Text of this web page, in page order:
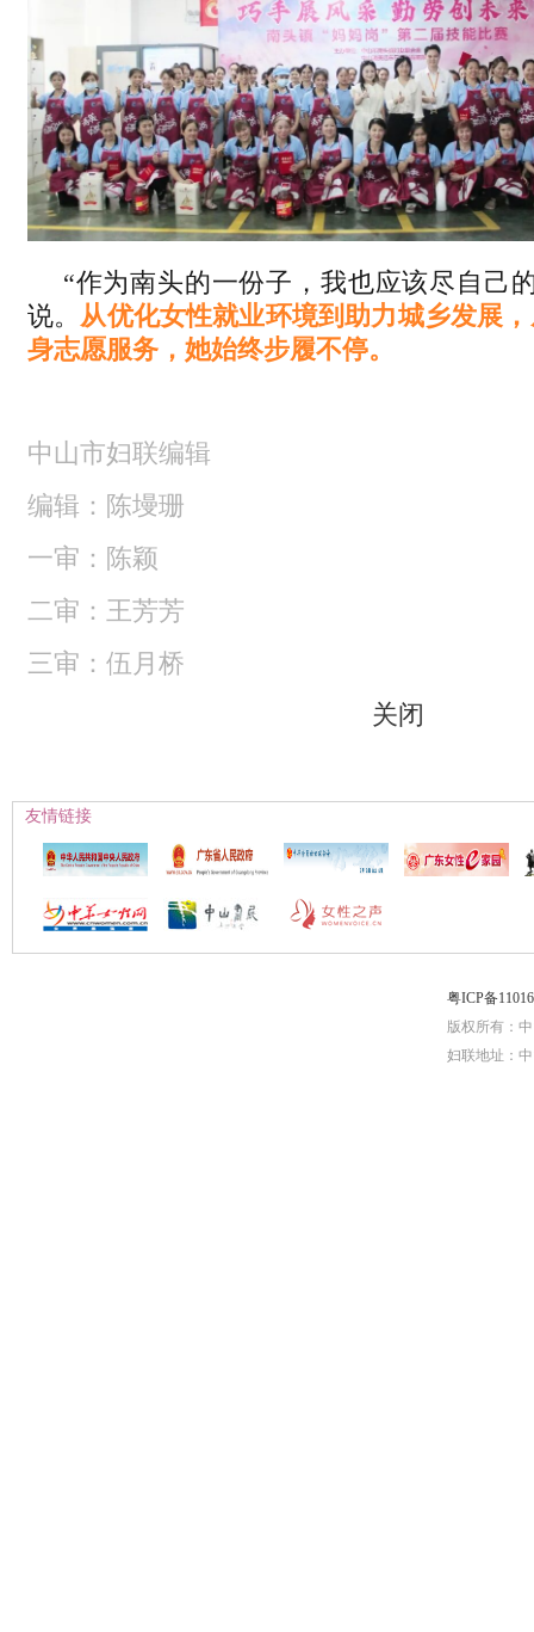
“作为南头的一份子，我也应该尽自己
说。 从优化女性就业环境到助力城乡发展
身志愿服务，她始终步履不停。
中山市妇联编辑
编辑：陈墁珊
一审：陈颖
二审：王芳芳
三审：伍月桥
关闭
友情链接
粤ICP备
版权所有：
妇联地址：